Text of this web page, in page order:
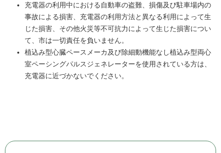
充電器の利用中における自動車の盗難、損傷及び駐車場内の
事故による損害、充電器の利用方法と異なる利用によって生
じた損害、その他火災等不可抗力によって生じた損害につい
て、市は一切責任を負いません。
植込み型心臓ペースメーカ及び除細動機能なし植込み型両心
室ペーシングパルスジェネレーターを使用されている方は、
充電器に近づかないでください。